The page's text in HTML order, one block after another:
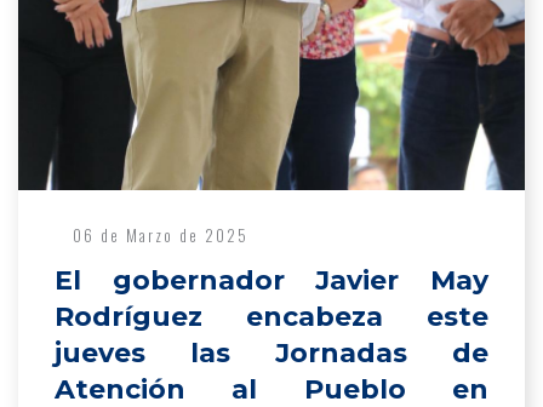
06 de Marzo de 2025
El gobernador Javier May
Rodríguez encabeza este
jueves las Jornadas de
Atención al Pueblo en